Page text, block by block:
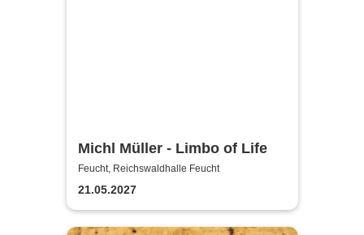
Michl Müller - Limbo of Life
Feucht, Reichswaldhalle Feucht
21.05.2027